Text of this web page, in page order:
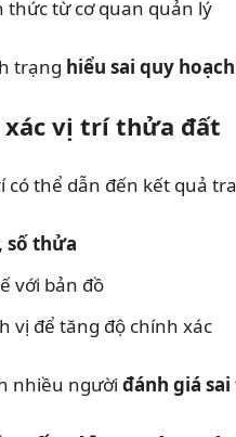
thức từ cơ quan quản lý
trạng hiểu sai quy
xác vị trí thửa đất
có thể dẫn đến kết quả
số thửa
với bản đồ
vị để tăng độ chính xác
nhiều người đánh giá